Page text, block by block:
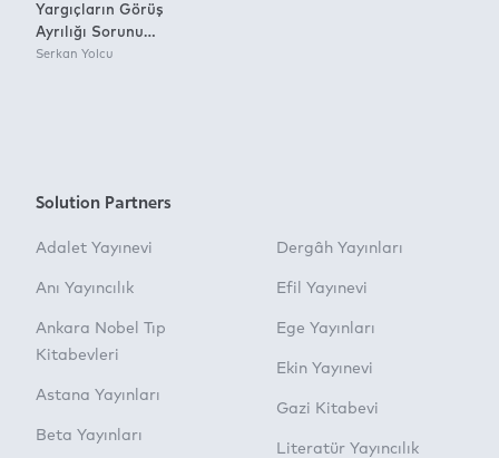
Yargıçların Görüş
Ayrılığı Sorunu
Anayasa Hukukunda
Serkan Yolcu
Solution Partners
Adalet Yayınevi
Anı Yayıncılık
Ankara Nobel Tıp
Kitabevleri
Astana Yayınları
Beta Yayınları
Dergâh Yayınları
Efil Yayınevi
Ege Yayınları
Ekin Yayınevi
Gazi Kitabevi
Literatür Yayıncılık